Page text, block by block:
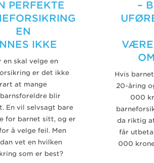
PERFEKTE
EN
IKKE
en skal velge en
er det ikke
rart at mange
blir
En vil selvsagt bare
for barnet sitt, og er
å velge feil. Men
vet en hvilken
som er best?
–
VÆRE
Hvis
20-åring
000
da riktig
får
000